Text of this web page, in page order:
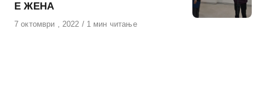
Е ЖЕНА
Објавено
7 октомври , 2022 1 мин читање